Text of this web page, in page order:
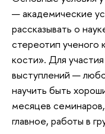
— академические
рассказывать о
стереотип ученого
кости». Для
выступлений —
научить быть
месяцев
главное, работы в